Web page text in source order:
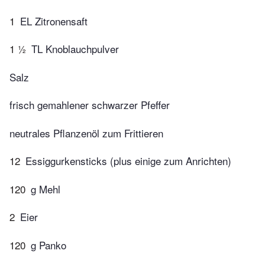
1 EL Zitronensaft
1 ½ TL Knoblauchpulver
Salz
frisch gemahlener schwarzer Pfeffer
neutrales Pflanzenöl zum Frittieren
12 Essiggurkensticks (plus einige zum Anrichten)
120 g Mehl
2 Eier
120 g Panko